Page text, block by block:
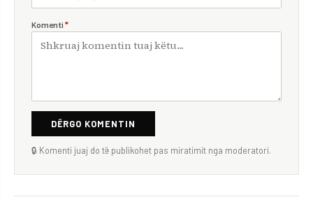
Komenti *
DËRGO KOMENTIN
🔒 Komenti juaj do të publikohet pas miratimit nga moderatori.